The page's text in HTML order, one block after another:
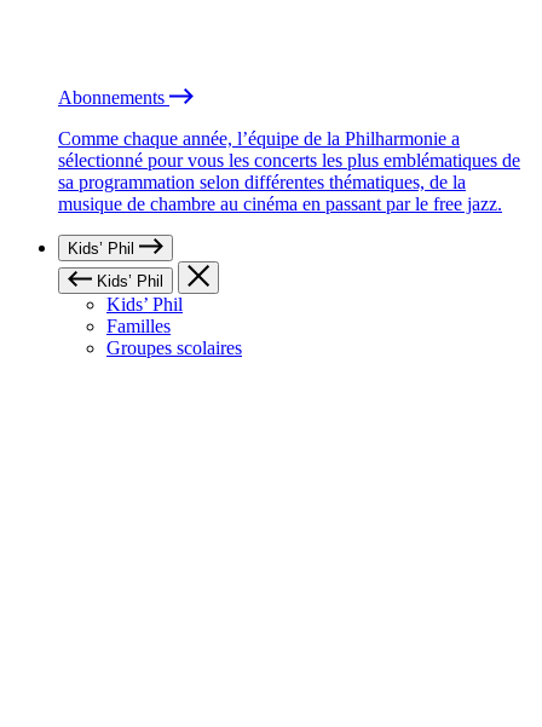
Abonnements
Comme chaque année, l’équipe de la Philharmonie a
sélectionné pour vous les concerts les plus emblématiques de
sa programmation selon différentes thématiques, de la
musique de chambre au cinéma en passant par le free jazz.
Kids’ Phil
Kids’ Phil
Kids’ Phil
Familles
Groupes scolaires